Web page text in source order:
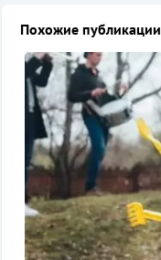
Похожие публикации